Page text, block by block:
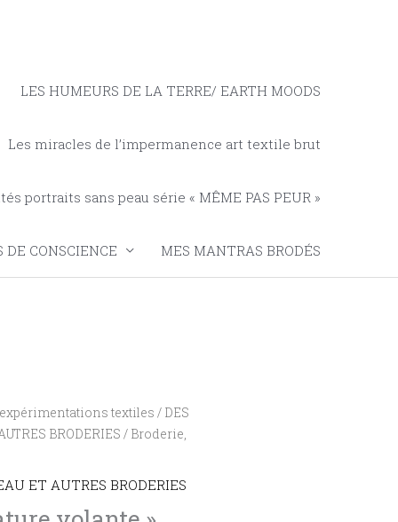
LES HUMEURS DE LA TERRE/ EARTH MOODS
Les miracles de l’impermanence art textile brut
portraits sans peau série « MÊME PAS PEUR »
DE CONSCIENCE MES MANTRAS BRODÉS
textiles / DES
BRODERIES / Broderie,
ET AUTRES BRODERIES